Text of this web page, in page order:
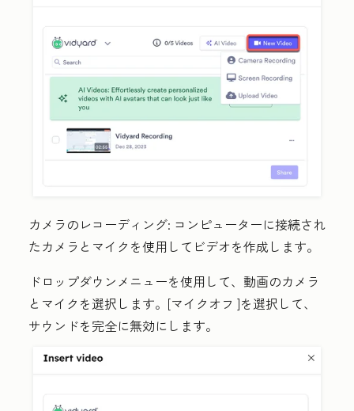
カメラのレコーディング: コンピューターに接続され
たカメラとマイクを使用してビデオを作成します。
ドロップダウンメニューを使用して、動画のカメラ
と マイク を選択します。 [マイクオフ ]を選択して、
サウンドを完全に無効にします。